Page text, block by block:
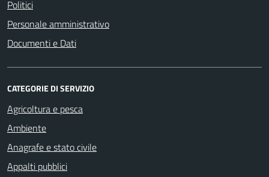
Politici
Personale amministrativo
Documenti e Dati
CATEGORIE DI SERVIZIO
Agricoltura e pesca
Ambiente
Anagrafe e stato civile
Appalti pubblici